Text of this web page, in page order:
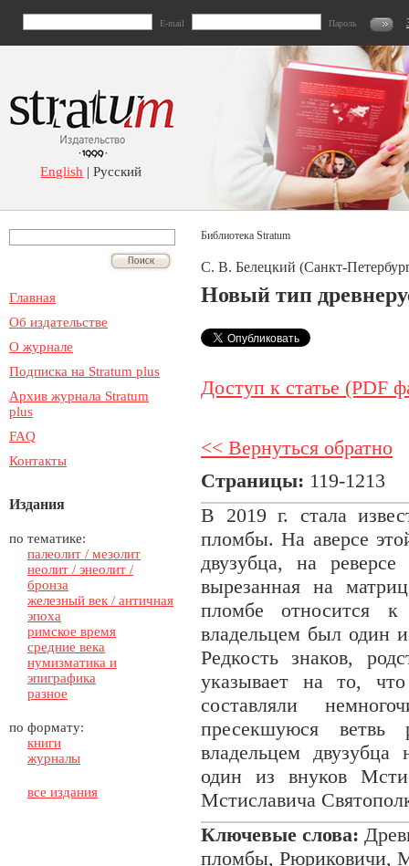
E-mail Пароль
English | Русский
Главная
Об издательстве
О журнале
Подписка на Stratum plus
Архив журнала Stratum
plus
FAQ
Контакты
Издания
по тематике:
палеолит / мезолит
неолит / энеолит /
бронза
железный век / античная
эпоха
римское время
средние века
нумизматика и
эпиграфика
разное
по формату:
книги
журналы
все издания
Библиотека Stratum
С. В. Белецкий (Санкт-
Новый тип
Доступ к статье (PDF
<< Вернуться обратно
Страницы: 119-1213
В 2019 г. стала
пломбы. На аверсе
двузубца, на
вырезанная на
пломбе относится
владельцем был один
Редкость знаков,
указывает на то,
составляли
пресекшуюся ветвь
владельцем двузубца
один из внуков
Мстиславича
Ключевые слова:
пломбы, Рюриковичи,